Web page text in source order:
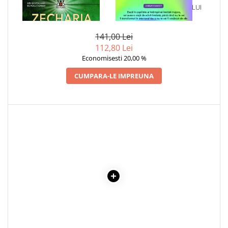
Cadouri
Literatura Romana
Literatura Universala
SF & Fantasy
1 x INTALNIRI DIVINE
1 x VINDECAREA COPILULUI
INTERIOR
141,00 Lei
112,80 Lei
Economisesti 20,00 %
CUMPARA-LE IMPREUNA